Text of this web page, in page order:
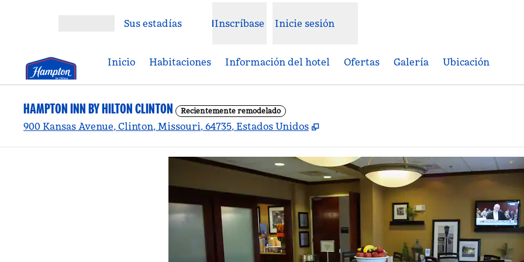
Sus estadías Inscríbase Inicie sesión
Inicio Habitaciones Información del hotel Ofertas Galería Ubicación
HAMPTON INN BY HILTON CLINTON Recientemente remodelado
900 Kansas Avenue, Clinton, Missouri, 64735, Estados Unidos ,